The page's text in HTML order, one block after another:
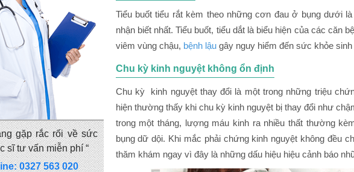
gặp rắc rối về sức
sĩ tư vấn miễn phí “
0327 563 020
Tiểu buốt tiểu rắt kèm theo những cơn đau ở bụng dưới
nhận biết nhất. Tiểu buốt, tiểu dắt là biểu hiện của các căn
viêm vùng chậu, bệnh lậugây nguy hiểm đến sức khỏe
Chu kỳ kinh nguyệt không ổn định
Chu kỳ kinh nguyệt thay đổi là một trong những triệu
hiện thường thấy khi chu kỳ kinh nguyệt bị thay đổi như
trong một tháng, lượng máu kinh ra nhiều thất thường
bụng dữ dội. Khi mắc phải chứng kinh nguyệt không đều
thăm khám ngay vì đây là những dấu hiệu hiệu cảnh báo